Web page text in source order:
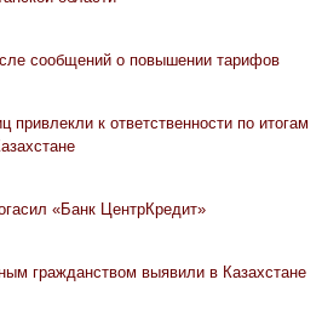
сообщений о повышении тарифов
к ответственности по итогам
«Банк ЦентрКредит»
гражданством выявили в Казахстане